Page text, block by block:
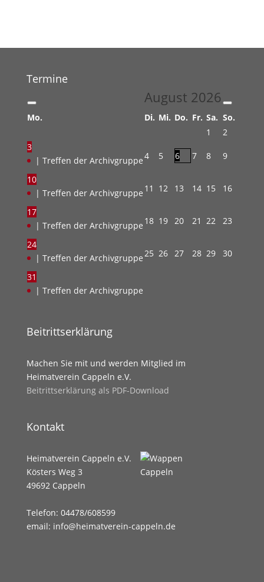
Termine
August 2026
Mo. Di. Mi. Do. Fr. Sa. So.
1
2
3
| Treffen der Archivgruppe4 5 6 7 8 9
10
| Treffen der Archivgruppe 11 12 13 14 15 16
17
| Treffen der Archivgruppe 18 19 20 21 22 23
24
| Treffen der Archivgruppe25 26 27 28 29 30
31
| Treffen der Archivgruppe
Beitrittserklärung
Machen Sie mit und werden Mitglied im
Heimatverein Cappeln e.V.
Beitrittserklärung als PDF-Download
Kontakt
Heimatverein Cappeln e.V.
Kösters Weg 3
49692 Cappeln
Telefon: 04478/608599
email: info@heimatverein-cappeln.de